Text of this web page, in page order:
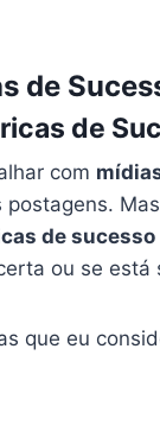
de
de
com
postagens.
de sucesso
ou se está
que eu